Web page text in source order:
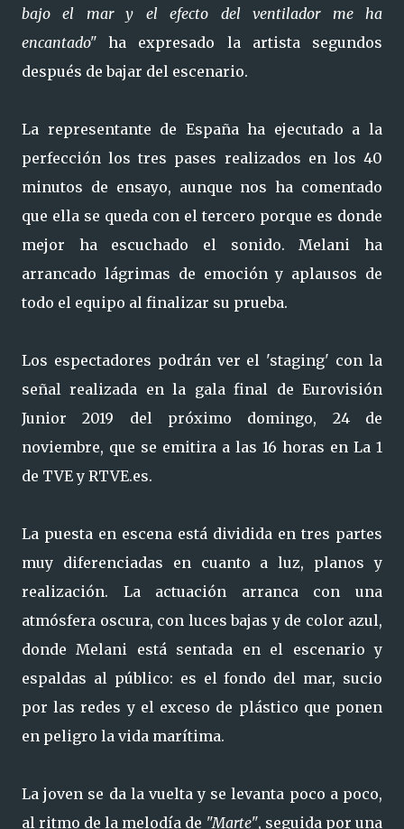
bajo el mar y el efecto del ventilador me ha
encantado" ha expresado la artista segundos
después de bajar del escenario.
La representante de España ha ejecutado a la
perfección los tres pases realizados en los 40
minutos de ensayo, aunque nos ha comentado
que ella se queda con el tercero porque es donde
mejor ha escuchado el sonido. Melani ha
arrancado lágrimas de emoción y aplausos de
todo el equipo al finalizar su prueba.
Los espectadores podrán ver el 'staging' con la
señal realizada en la gala final de Eurovisión
Junior 2019 del próximo domingo, 24 de
noviembre, que se emitira a las 16 horas en La 1
de TVE y RTVE.es.
La puesta en escena está dividida en tres partes
muy diferenciadas en cuanto a luz, planos y
realización. La actuación arranca con una
atmósfera oscura, con luces bajas y de color azul,
donde Melani está sentada en el escenario y
espaldas al público: es el fondo del mar, sucio
por las redes y el exceso de plástico que ponen
en peligro la vida marítima.
La joven se da la vuelta y se levanta poco a poco,
al ritmo de la melodía de "Marte", seguida por una